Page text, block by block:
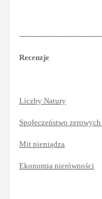
Recenzje
Liczby Natury
Społeczeństwo
Mit pieniądza
Ekonomia nierówności